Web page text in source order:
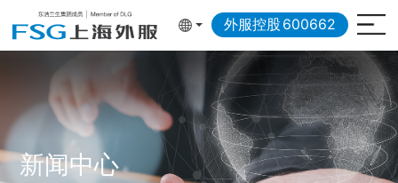
外服控股 600662
新闻中心